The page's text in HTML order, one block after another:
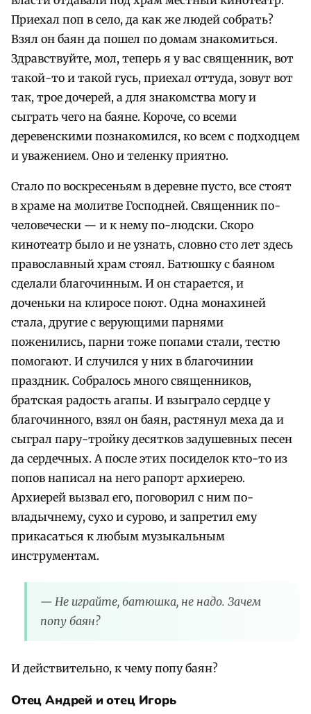
Приехал поп в село, да как же людей собрать?
Взял он баян да пошел по домам знакомиться.
Здравствуйте, мол, теперь я у вас священник, вот
такой-то и такой гусь, приехал оттуда, зовут вот
так, трое дочерей, а для знакомства могу и
сыграть чего на баяне. Короче, со всеми
деревенскими познакомился, ко всем с подходцем
и уважением. Оно и теленку приятно.
Стало по воскресеньям в деревне пусто, все стоят
в храме на молитве Господней. Священник по-
человечески — и к нему по-людски. Скоро
кинотеатр было и не узнать, словно сто лет здесь
православный храм стоял. Батюшку с баяном
сделали благочинным. И он старается, и
доченьки на клиросе поют. Одна монахиней
стала, другие с верующими парнями
поженились, парни тоже попами стали, тестю
помогают. И случился у них в благочинии
праздник. Собралось много священников,
братская радость агапы. И взыграло сердце у
благочинного, взял он баян, растянул меха да и
сыграл пару-тройку десятков задушевных песен
да сердечных. А после этих посиделок кто-то из
попов написал на него рапорт архиерею.
Архиерей вызвал его, поговорил с ним по-
владычнему, сухо и сурово, и запретил ему
прикасаться к любым музыкальным
инструментам.
— Не играйте, батюшка, не надо. Зачем
попу баян?
И действительно, к чему попу баян?
Отец Андрей и отец Игорь